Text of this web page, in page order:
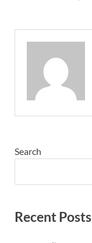
Search
Recent Posts